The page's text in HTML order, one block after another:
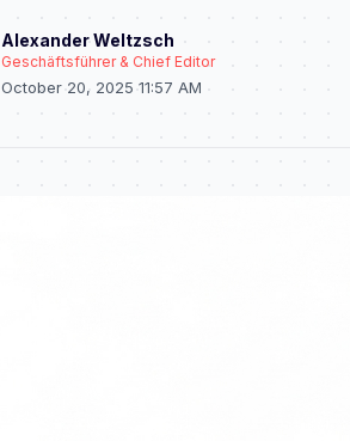
Alexander Weltzsch
Geschäftsführer & Chief Editor
October 20, 2025 11:57 AM